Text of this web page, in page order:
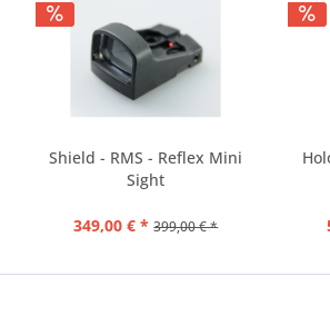
Shield - RMS - Reflex Mini
Sight
349,00 € * 399,00 € *